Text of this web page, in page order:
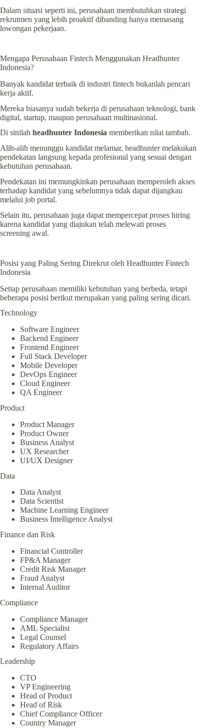
Dalam situasi seperti ini, perusahaan membutuhkan strategi
rekrutmen yang lebih proaktif dibanding hanya memasang
lowongan pekerjaan.
Mengapa Perusahaan Fintech Menggunakan Headhunter
Indonesia?
Banyak kandidat terbaik di industri fintech bukanlah pencari
kerja aktif.
Mereka biasanya sudah bekerja di perusahaan teknologi, bank
digital, startup, maupun perusahaan multinasional.
Di sinilah headhunter Indonesia memberikan nilai tambah.
Alih-alih menunggu kandidat melamar, headhunter melakukan
pendekatan langsung kepada profesional yang sesuai dengan
kebutuhan perusahaan.
Pendekatan ini memungkinkan perusahaan memperoleh akses
terhadap kandidat yang sebelumnya tidak dapat dijangkau
melalui job portal.
Selain itu, perusahaan juga dapat mempercepat proses hiring
karena kandidat yang diajukan telah melewati proses
screening awal.
Posisi yang Paling Sering Direkrut oleh Headhunter Fintech
Indonesia
Setiap perusahaan memiliki kebutuhan yang berbeda, tetapi
beberapa posisi berikut merupakan yang paling sering dicari.
Technology
Software Engineer
Backend Engineer
Frontend Engineer
Full Stack Developer
Mobile Developer
DevOps Engineer
Cloud Engineer
QA Engineer
Product
Product Manager
Product Owner
Business Analyst
UX Researcher
UI/UX Designer
Data
Data Analyst
Data Scientist
Machine Learning Engineer
Business Intelligence Analyst
Finance dan Risk
Financial Controller
FP&A Manager
Credit Risk Manager
Fraud Analyst
Internal Auditor
Compliance
Compliance Manager
AML Specialist
Legal Counsel
Regulatory Affairs
Leadership
CTO
VP Engineering
Head of Product
Head of Risk
Chief Compliance Officer
Country Manager